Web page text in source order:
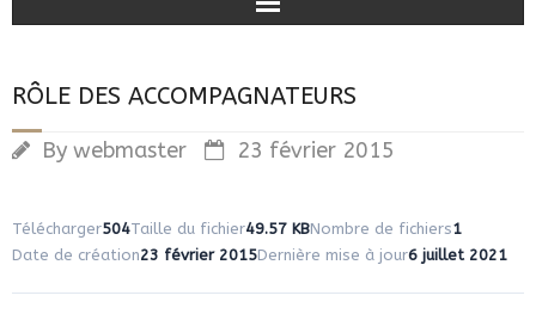
Colonies de vacances
RÔLE DES ACCOMPAGNATEURS
By webmaster 23 février 2015
Télécharger504Taille du fichier49.57 KBNombre de fichiers1
Date de création23 février 2015Dernière mise à jour6 juillet 2021